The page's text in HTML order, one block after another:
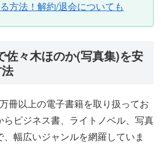
方法！解約/退会についても
佐々木ほのか(写真集)を安
冊以上の電子書籍を取り扱ってお
らビジネス書、ライトノベル、写真
幅広いジャンルを網羅していま